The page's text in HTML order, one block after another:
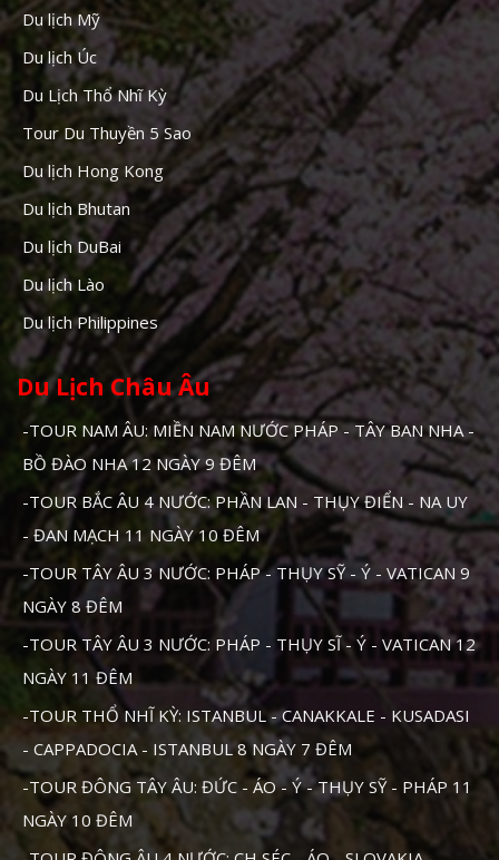
Du lịch Mỹ
Du lịch Úc
Du Lịch Thổ Nhĩ Kỳ
Tour Du Thuyền 5 Sao
Du lịch Hong Kong
Du lịch Bhutan
Du lịch DuBai
Du lịch Lào
Du lịch Philippines
Du Lịch Châu Âu
-TOUR NAM ÂU: MIỀN NAM NƯỚC PHÁP - TÂY BAN NHA -
BỒ ĐÀO NHA 12 NGÀY 9 ĐÊM
-TOUR BẮC ÂU 4 NƯỚC: PHẦN LAN - THỤY ĐIỂN - NA UY
- ĐAN MẠCH 11 NGÀY 10 ĐÊM
-TOUR TÂY ÂU 3 NƯỚC: PHÁP - THỤY SỸ - Ý - VATICAN 9
NGÀY 8 ĐÊM
-TOUR TÂY ÂU 3 NƯỚC: PHÁP - THỤY SĨ - Ý - VATICAN 12
NGÀY 11 ĐÊM
-TOUR THỔ NHĨ KỲ: ISTANBUL - CANAKKALE - KUSADASI
- CAPPADOCIA - ISTANBUL 8 NGÀY 7 ĐÊM
-TOUR ĐÔNG TÂY ÂU: ĐỨC - ÁO - Ý - THỤY SỸ - PHÁP 11
NGÀY 10 ĐÊM